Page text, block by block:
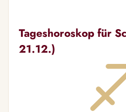
Tageshoroskop für
21.12.)